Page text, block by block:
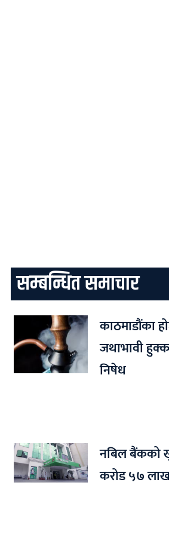
सम्बन्धित समाचार
काठमाडौंका
जथाभावी
निषेध
नबिल बैंकको
करोड ५७